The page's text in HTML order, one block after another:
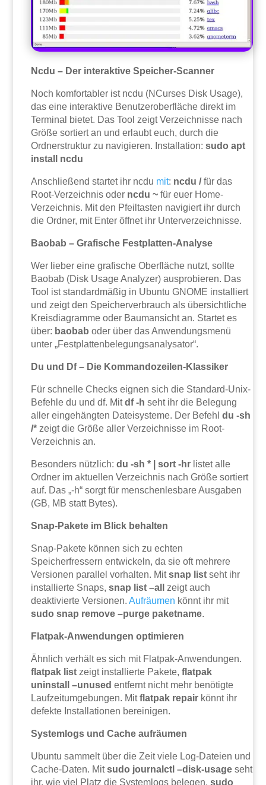
Ncdu – Der interaktive Speicher-Scanner
Noch komfortabler ist ncdu (NCurses Disk Usage),
das eine interaktive Benutzeroberfläche direkt im
Terminal bietet. Das Tool zeigt Verzeichnisse nach
Größe sortiert an und erlaubt euch, durch die
Ordnerstruktur zu navigieren. Installation:sudo apt
install ncdu
Anschließend startet ihr ncdu mit: ncdu /für das
Root-Verzeichnis oder ncdu ~ für euer Home-
Verzeichnis. Mit den Pfeiltasten navigiert ihr durch
die Ordner, mit Enter öffnet ihr Unterverzeichnisse.
Baobab – Grafische Festplatten-Analyse
Wer lieber eine grafische Oberfläche nutzt, sollte
Baobab (Disk Usage Analyzer) ausprobieren. Das
Tool ist standardmäßig in Ubuntu GNOME installiert
und zeigt den Speicherverbrauch als übersichtliche
Kreisdiagramme oder Baumansicht an. Startet es
über: baobab oder über das Anwendungsmenü
unter „Festplattenbelegungsanalysator“.
Du und Df – Die Kommandozeilen-Klassiker
Für schnelle Checks eignen sich die Standard-Unix-
Befehle du und df. Mitdf -h seht ihr die Belegung
aller eingehängten Dateisysteme. Der Befehldu -sh
/* zeigt die Größe aller Verzeichnisse im Root-
Verzeichnis an.
Besonders nützlich:du -sh * | sort -hr listet alle
Ordner im aktuellen Verzeichnis nach Größe sortiert
auf. Das „-h“ sorgt für menschenlesbare Ausgaben
(GB, MB statt Bytes).
Snap-Pakete im Blick behalten
Snap-Pakete können sich zu echten
Speicherfressern entwickeln, da sie oft mehrere
Versionen parallel vorhalten. Mitsnap list seht ihr
installierte Snaps,snap list –all
zeigt auch
deaktivierte Versionen.Aufräumen könnt ihr mit
sudo snap remove –purge paketname.
Flatpak-Anwendungen optimieren
Ähnlich verhält es sich mit Flatpak-Anwendungen.
flatpak list zeigt installierte Pakete,flatpak
uninstall –unused entfernt nicht mehr benötigte
Laufzeitumgebungen. Mitflatpak repair könnt ihr
defekte Installationen bereinigen.
Systemlogs und Cache aufräumen
Ubuntu sammelt über die Zeit viele Log-Dateien und
Cache-Daten. Mitsudo journalctl –disk-usage seht
ihr, wie viel Platz die Systemlogs belegen.sudo